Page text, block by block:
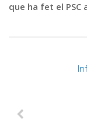
que ha fet el PSC